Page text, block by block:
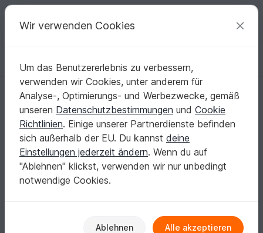
Deine kreativen Ideen
Deutsch | € (EUR) einloggen Kostenlos registrieren
Startseite Nähen Damen Shirts & Tuniken
Schnittmuster Damen Shirt Kleid PDF – Sommerkleid nähen 32–48
Schnittmuster Damen Shirt Kleid PDF –
Sommerkleid nähen 32–48
Wir verwenden Cookies
Um das Benutzererlebnis zu verbessern,
verwenden wir Cookies, unter anderem für
Analyse-, Optimierungs- und Werbezwecke, gemäß
unseren Datenschutzbestimmungen und Cookie
Richtlinien. Einige unserer Partnerdienste befinden
sich außerhalb der EU. Du kannst deine
Einstellungen jederzeit ändern. Wenn du auf
"Ablehnen" klickst, verwenden wir nur unbedingt
notwendige Cookies.
Ablehnen Alle akzeptieren